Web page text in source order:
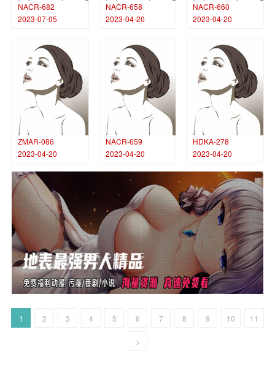
NACR-682
2023-07-05
NACR-658
2023-04-20
NACR-660
2023-04-20
ZMAR-086
2023-04-20
NACR-659
2023-04-20
HDKA-278
2023-04-20
1 2 3 4 5 6 7 8 9 10 11
>